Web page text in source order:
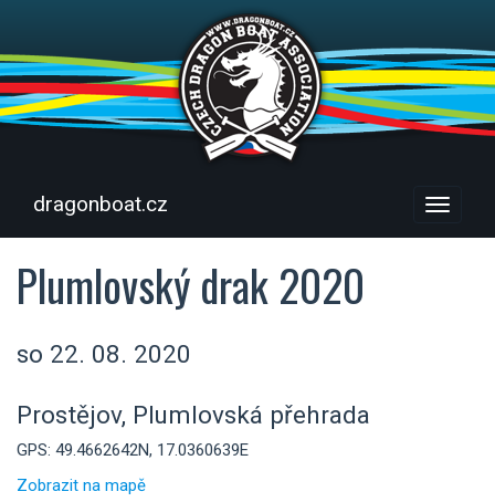
Menu
dragonboat.cz
Plumlovský drak 2020
so 22. 08. 2020
Prostějov, Plumlovská přehrada
GPS: 49.4662642N, 17.0360639E
Zobrazit na mapě